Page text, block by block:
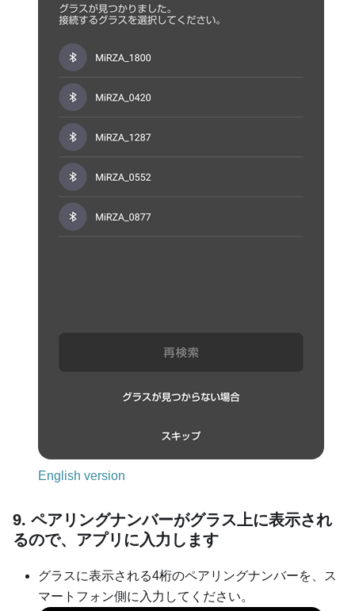
English version
9. ペアリングナンバーがグラス上に表示され
るので、アプリに入力します
グラスに表示される4桁のペアリングナンバーを、ス
マートフォン側に入力してください。